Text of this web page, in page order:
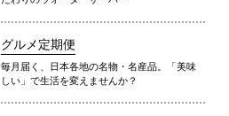
グルメ定期便
毎月届く、日本各地の名物・名産品。「美味
しい」で生活を変えませんか？